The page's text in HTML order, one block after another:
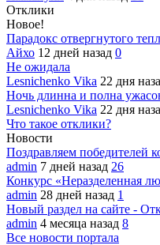
Отклики
Новое!
Парадокс отвергнутого
Айхо 12 дней назад 0
Не ожидала
Lesnichenko Vika 22 дня
Ночь длинна и полна
Lesnichenko Vika 22 дня
Что такое отклики?
Новости
Поздравляем победителей
admin 7 дней назад 26
Конкурс «Неразделенная
admin 28 дней назад 1
Новый раздел на сайте -
admin 4 месяца назад 8
Все новости портала